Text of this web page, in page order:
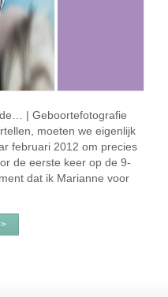
| Geboortefotografie
moeten we eigenlijk
februari 2012 om precies
de eerste keer op de 9-
dat ik Marianne voor